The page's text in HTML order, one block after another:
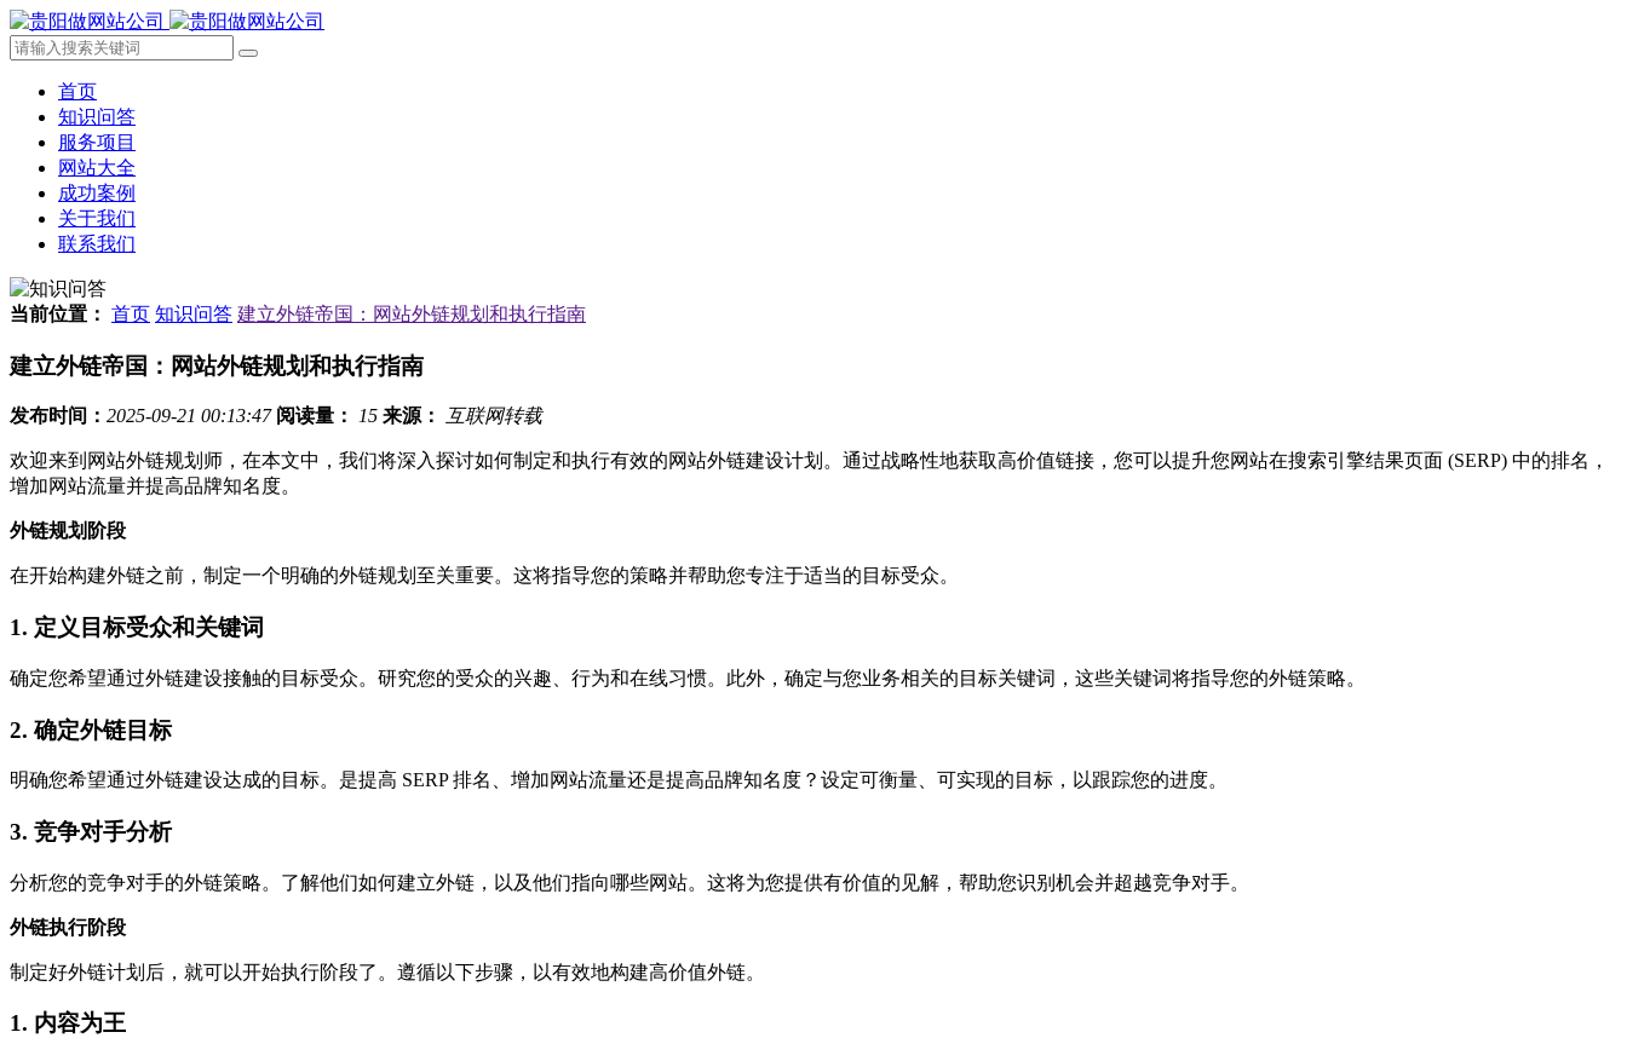
首页
知识问答
服务项目
网站大全
成功案例
关于我们
联系我们
当前位置： 首页 知识问答 建立外链帝国：网站外链规划和执行指南
建立外链帝国：网站外链规划和执行指南
发布时间： 2025-09-21 00:13:47 阅读量： 15 来源： 互联网转载
欢迎来到网站外链规划师，在本文中，我们将深入探讨如何制定和执行有效的网站外链建设计划。通过战略性地获取高价值链接，您可以提升您网站在搜索引擎结果页面 (SERP) 中的排名，
增加网站流量并提高品牌知名度。
外链规划阶段
在开始构建外链之前，制定一个明确的外链规划至关重要。这将指导您的策略并帮助您专注于适当的目标受众。
1. 定义目标受众和关键词
确定您希望通过外链建设接触的目标受众。研究您的受众的兴趣、行为和在线习惯。此外，确定与您业务相关的目标关键词，这些关键词将指导您的外链策略。
2. 确定外链目标
明确您希望通过外链建设达成的目标。是提高 SERP 排名、增加网站流量还是提高品牌知名度？设定可衡量、可实现的目标，以跟踪您的进度。
3. 竞争对手分析
分析您的竞争对手的外链策略。了解他们如何建立外链，以及他们指向哪些网站。这将为您提供有价值的见解，帮助您识别机会并超越竞争对手。
外链执行阶段
制定好外链计划后，就可以开始执行阶段了。遵循以下步骤，以有效地构建高价值外链。
1. 内容为王